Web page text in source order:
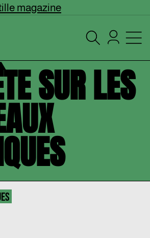
magazine
SUR LES